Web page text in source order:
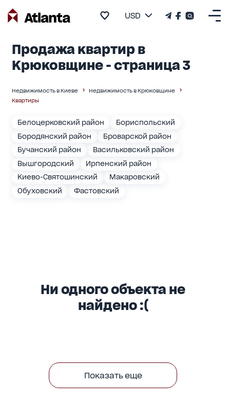
USD
Продажа квартир в
Крюковщине - страница 3
Недвижимость в Киеве
Недвижимость в Крюковщине
Квартиры
Белоцерковский район
Бориспольский
Бородянский район
Броварской район
Бучанский район
Васильковский район
Вышгородский
Ирпенский район
Киево-Святошинский
Макаровский
Обуховский
Фастовский
Ни одного объекта не
найдено :(
Показать еще